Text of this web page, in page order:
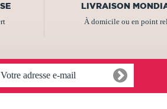
LIVRAISON
À domicile ou en point